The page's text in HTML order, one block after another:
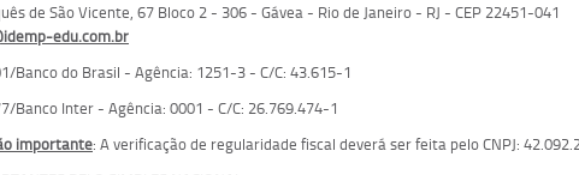
de São Vicente, 67 Bloco 2 - 306 - Gávea - Rio de Janeiro - RJ - CEP 22451-041
edu.com.br
Banco do Brasil - Agência: 1251-3 - C/C: 43.615-1
Banco Inter - Agência: 0001 - C/C: 26.769.474-1
importante: A verificação de regularidade fiscal deverá ser feita pelo CNPJ: